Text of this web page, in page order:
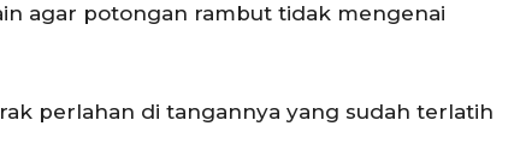
agar potongan rambut tidak mengenai
perlahan di tangannya yang sudah terlatih